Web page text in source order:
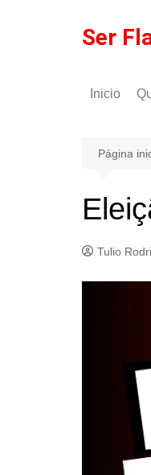
Ser
Inicio
Página
Tulio